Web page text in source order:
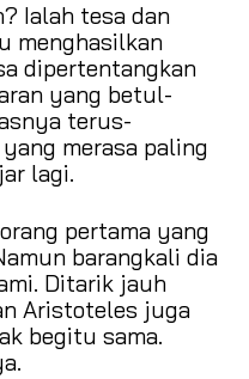
Ialah tesa dan
menghasilkan
dipertentangkan
yang betul-
terus-
merasa paling
lagi.
pertama yang
barangkali dia
Ditarik jauh
Aristoteles juga
begitu sama.